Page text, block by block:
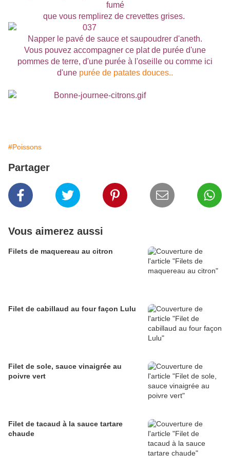
fumé
que vous remplirez de crevettes grises.
Napper le pavé de sauce et saupoudrer d'aneth.
Vous pouvez accompagner ce plat de purée d'une
pommes de terre, d'une purée à l'oseille ou comme ici
d'une purée de patates douces..
#Poissons
Partager
Vous aimerez aussi
Filets de maquereau au citron
Filet de cabillaud au four façon Lulu
Filet de sole, sauce vinaigrée au
poivre vert
Filet de tacaud à la sauce tartare
chaude